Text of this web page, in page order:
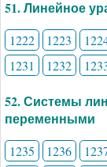
51. Линейное
1222 1223
1231
1232
52. Системы
переменными
1235 1236